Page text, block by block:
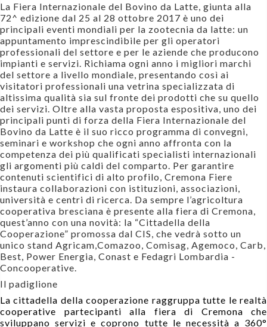
La Fiera Internazionale del Bovino da Latte, giunta alla
72^ edizione dal 25 al 28 ottobre 2017 è uno dei
principali eventi mondiali per la zootecnia da latte: un
appuntamento imprescindibile per gli operatori
professionali del settore e per le aziende che producono
impianti e servizi. Richiama ogni anno i migliori marchi
del settore a livello mondiale, presentando così ai
visitatori professionali una vetrina specializzata di
altissima qualità sia sul fronte dei prodotti che su quello
dei servizi. Oltre alla vasta proposta espositiva, uno dei
principali punti di forza della Fiera Internazionale del
Bovino da Latte è il suo ricco programma di convegni,
seminari e workshop che ogni anno affronta con la
competenza dei più qualificati specialisti internazionali
gli argomenti più caldi del comparto. Per garantire
contenuti scientifici di alto profilo, Cremona Fiere
instaura collaborazioni con istituzioni, associazioni,
università e centri di ricerca. Da sempre l’agricoltura
cooperativa bresciana è presente alla fiera di Cremona,
quest’anno con una novità: la “Cittadella della
Cooperazione” promossa dal CIS, che vedrà sotto un
unico stand Agricam,Comazoo, Comisag, Agemoco, Carb,
Best, Power Energia, Conast e Fedagri Lombardia -
Concooperative.
Il padiglione
La cittadella della cooperazione raggruppa tutte le realtà
cooperative partecipanti alla fiera di Cremona che
sviluppano servizi e coprono tutte le necessità a 360°